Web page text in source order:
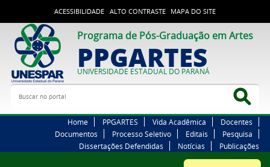
ACESSIBILIDADE ALTO CONTRASTE MAPA DO SITE
Programa de Pós-Graduação em Artes
PPGARTES
UNIVERSIDADE ESTADUAL DO PARANÁ
Buscar no portal
Home PPGARTES Vida Acadêmica
Docentes
Documentos
Processo Seletivo Editais
Pesquisa
Dissertações Defendidas
Notícias Publicações